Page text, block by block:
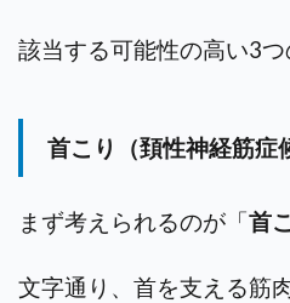
該当する可能性の高い3つ
首こり（頚性神経筋症
まず考えられるのが「首
文字通り、首を支える筋